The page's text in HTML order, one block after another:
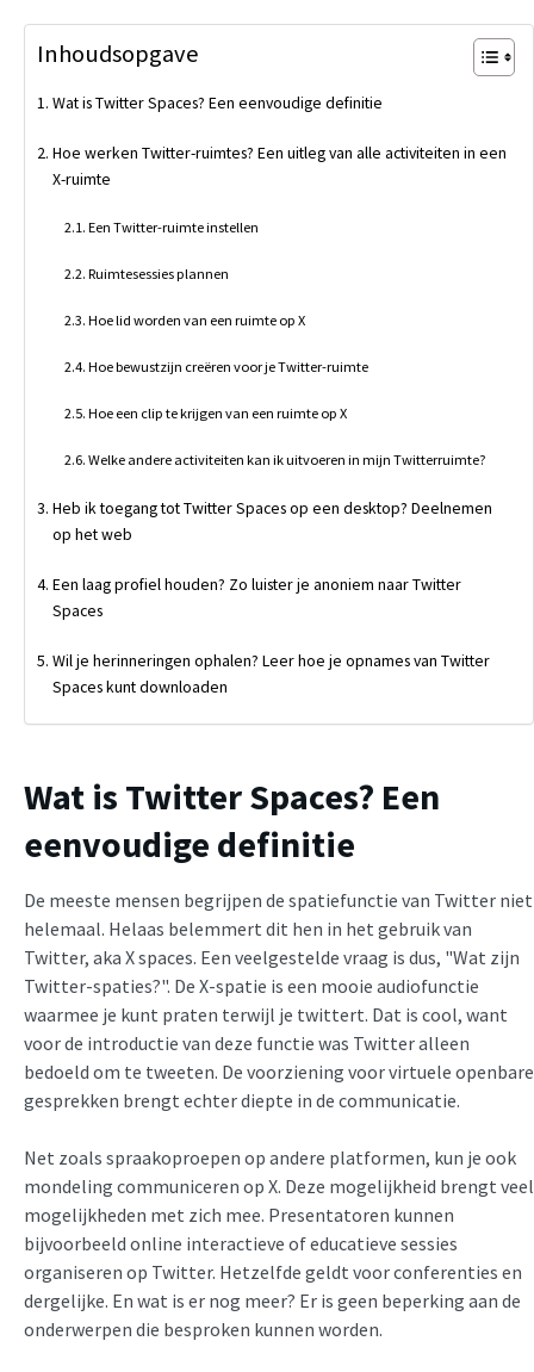
Inhoudsopgave
Wat is Twitter Spaces? Een eenvoudige definitie
Hoe werken Twitter-ruimtes? Een uitleg van alle activiteiten in een
X-ruimte
Een Twitter-ruimte instellen
Ruimtesessies plannen
Hoe lid worden van een ruimte op X
Hoe bewustzijn creëren voor je Twitter-ruimte
Hoe een clip te krijgen van een ruimte op X
Welke andere activiteiten kan ik uitvoeren in mijn Twitterruimte?
Heb ik toegang tot Twitter Spaces op een desktop? Deelnemen
op het web
Een laag profiel houden? Zo luister je anoniem naar Twitter
Spaces
Wil je herinneringen ophalen? Leer hoe je opnames van Twitter
Spaces kunt downloaden
Wat is Twitter Spaces? Een
eenvoudige definitie
De meeste mensen begrijpen de spatiefunctie van Twitter niet
helemaal. Helaas belemmert dit hen in het gebruik van
Twitter, aka X spaces. Een veelgestelde vraag is dus, "Wat zijn
Twitter-spaties?". De X-spatie is een mooie audiofunctie
waarmee je kunt praten terwijl je twittert. Dat is cool, want
voor de introductie van deze functie was Twitter alleen
bedoeld om te tweeten. De voorziening voor virtuele openbare
gesprekken brengt echter diepte in de communicatie.
Net zoals spraakoproepen op andere platformen, kun je ook
mondeling communiceren op X. Deze mogelijkheid brengt veel
mogelijkheden met zich mee. Presentatoren kunnen
bijvoorbeeld online interactieve of educatieve sessies
organiseren op Twitter. Hetzelfde geldt voor conferenties en
dergelijke. En wat is er nog meer? Er is geen beperking aan de
onderwerpen die besproken kunnen worden.